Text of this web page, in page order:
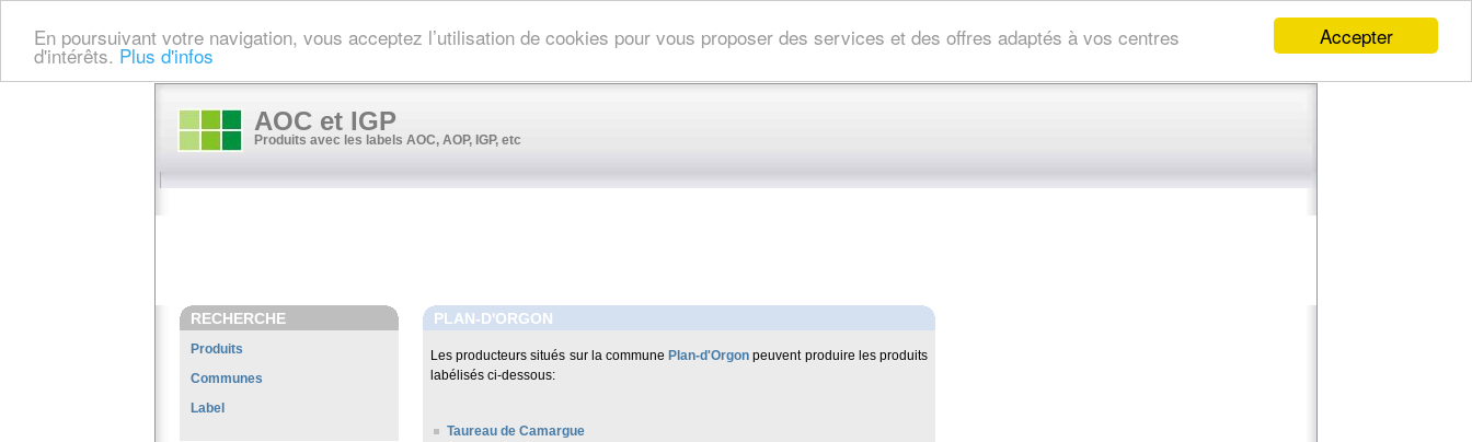
Accepter
En poursuivant votre navigation, vous acceptez l’utilisation de cookies pour vous proposer des services et des offres adaptés à vos centres
d'intérêts. Plus d'infos
AOC et IGP
Produits avec les labels AOC, AOP, IGP, etc
RECHERCHE
Produits
Communes
Label
PLAN-D'ORGON
Les producteurs situés sur la commune Plan-d'Orgon peuvent produire les produits
labélisés ci-dessous:
Taureau de Camargue